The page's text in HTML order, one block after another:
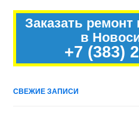
Заказать ремонт
в
+7 (383)
СВЕЖИЕ ЗАПИСИ